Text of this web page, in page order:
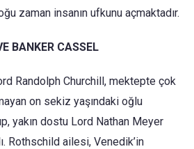
zaman insanın ufkunu açmaktadır.
BANKER CASSEL
Randolph Churchill, mektepte çok
on sekiz yaşındaki oğlu
yakın dostu Lord Nathan Meyer
Rothschild ailesi, Venedik’in